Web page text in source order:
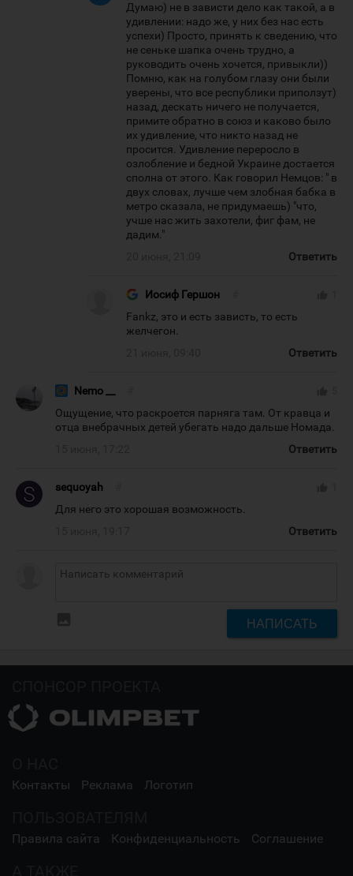
Думаю) не в зависти дело как такой, а в
удивлении: надо же, у них без нас есть
успехи) Просто, принять к сведению, что
не сеньке шапка очень трудно, а
руководить очень хочется, привыкли))
Помню, как на голубом глазу они были
уверены, что все республики приползут)
назад, дескать ничего не получается,
примите обратно в союз и каково было
их удивление, что никто назад не
просится. Удивление переросло в
озлобление и бедной Украине достается
сполна от этого. Как говорил Немцов: " в
двух словах, лучше чем злобная бабка в
метро сказала, не придумаешь) "что,
учше нас жить захотели, фиг фам, не
дадим."
Ответить
Иосиф Гершон
Fankz, это и есть зависть, то есть
желчегон.
Ответить
Nemo __
Ощущение, что раскроется парняга там. От кравца и
отца внебрачных детей убегать надо дальше Номада.
Ответить
sequoyah
Для него это хорошая возможность.
Ответить
НАПИСАТЬ
Контакты Реклама Логотип
Правила сайта Конфиденциальность Соглашение